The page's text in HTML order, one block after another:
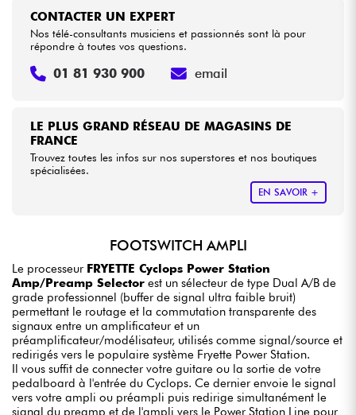
LE PLUS GRAND RÉSEAU DE MAGASINS DE
FRANCE
Trouvez toutes les infos sur nos superstores et nos boutiques
spécialisées.
EN SAVOIR +
CONTACTER UN EXPERT
Nos télé-consultants musiciens et passionnés sont là pour
répondre à toutes vos questions.
01 81 930 900 email
FOOTSWITCH AMPLI
Le processeur FRYETTE Cyclops Power Station
Amp/Preamp Selector est un sélecteur de type Dual A/B de
grade professionnel (buffer de signal ultra faible bruit)
permettant le routage et la commutation transparente des
signaux entre un amplificateur et un
préamplificateur/modélisateur, utilisés comme signal/source et
redirigés vers le populaire système Fryette Power Station.
Il vous suffit de connecter votre guitare ou la sortie de votre
pedalboard à l'entrée du Cyclops. Ce dernier envoie le signal
vers votre ampli ou préampli puis redirige simultanément le
signal du preamp et de l'ampli vers le Power Station Line pour